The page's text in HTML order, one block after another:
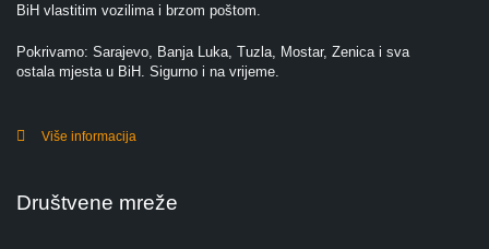
BiH vlastitim vozilima i brzom poštom.
Pokrivamo: Sarajevo, Banja Luka, Tuzla, Mostar, Zenica i sva
ostala mjesta u BiH. Sigurno i na vrijeme.
Više informacija
Društvene mreže